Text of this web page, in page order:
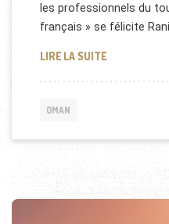
les professionnels du
français » se félicite
LIRE LA SUITETOURISME:
OMAN